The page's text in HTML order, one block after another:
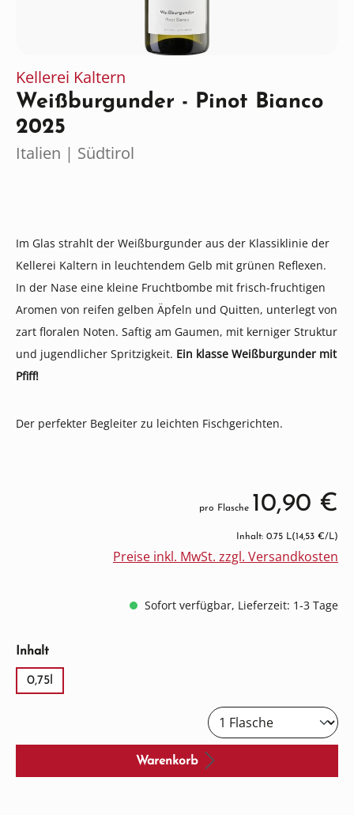
Kellerei Kaltern
Weißburgunder - Pinot Bianco
2025
Italien | Südtirol
Im Glas strahlt der Weißburgunder aus der Klassiklinie der
Kellerei Kaltern in leuchtendem Gelb mit grünen Reflexen.
In der Nase eine kleine Fruchtbombe mit frisch-fruchtigen
Aromen von reifen gelben Äpfeln und Quitten, unterlegt von
zart floralen Noten. Saftig am Gaumen, mit kerniger Struktur
und jugendlicher Spritzigkeit. Ein klasse Weißburgunder mit
Pfiff!
Der perfekter Begleiter zu leichten Fischgerichten.
pro Flasche 10,90 €
Inhalt: 0.75 L(14,53 €/L)
Preise inkl. MwSt. zzgl. Versandkosten
Sofort verfügbar, Lieferzeit: 1-3 Tage
Inhaltauswählen
0,75l
Warenkorb